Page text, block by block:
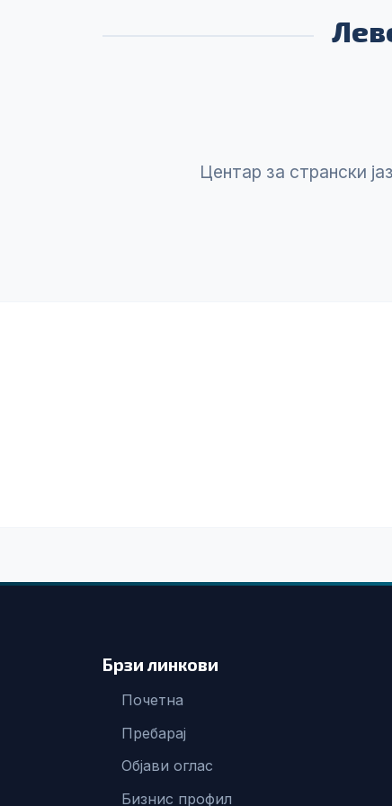
Центaр зa стрaнски
Брзи линкови
Почетна
Пребарај
Објави оглас
Бизнис профил